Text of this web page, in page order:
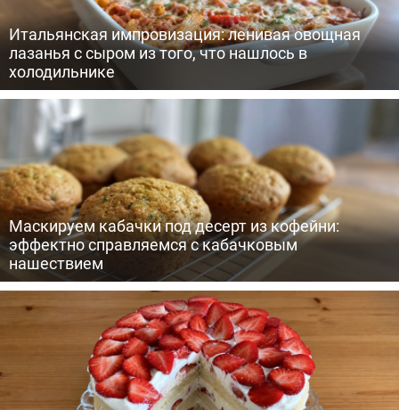
Итальянская импровизация: ленивая овощная
лазанья с сыром из того, что нашлось в
холодильнике
Маскируем кабачки под десерт из кофейни:
эффектно справляемся с кабачковым
нашествием